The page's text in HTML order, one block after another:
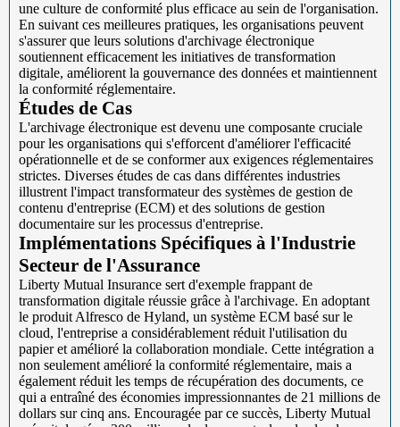
une culture de conformité plus efficace au sein de l'organisation.
En suivant ces meilleures pratiques, les organisations peuvent
s'assurer que leurs solutions d'archivage électronique
soutiennent efficacement les initiatives de transformation
digitale, améliorent la gouvernance des données et maintiennent
la conformité réglementaire.
Études de Cas
L'archivage électronique est devenu une composante cruciale
pour les organisations qui s'efforcent d'améliorer l'efficacité
opérationnelle et de se conformer aux exigences réglementaires
strictes. Diverses études de cas dans différentes industries
illustrent l'impact transformateur des systèmes de gestion de
contenu d'entreprise (ECM) et des solutions de gestion
documentaire sur les processus d'entreprise.
Implémentations Spécifiques à l'Industrie
Secteur de l'Assurance
Liberty Mutual Insurance sert d'exemple frappant de
transformation digitale réussie grâce à l'archivage. En adoptant
le produit Alfresco de Hyland, un système ECM basé sur le
cloud, l'entreprise a considérablement réduit l'utilisation du
papier et amélioré la collaboration mondiale. Cette intégration a
non seulement amélioré la conformité réglementaire, mais a
également réduit les temps de récupération des documents, ce
qui a entraîné des économies impressionnantes de 21 millions de
dollars sur cinq ans. Encouragée par ce succès, Liberty Mutual